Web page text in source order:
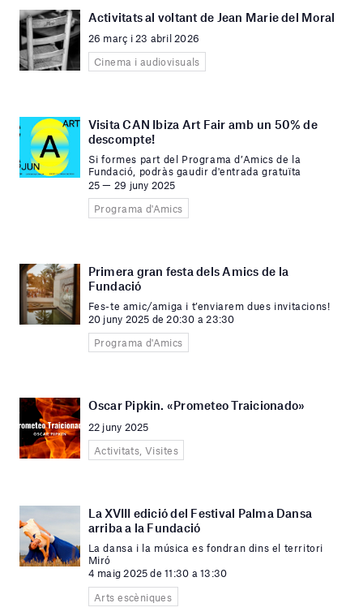
Activitats al voltant de Jean Marie del Moral
26 març i 23 abril 2026
Cinema i audiovisuals
Visita CAN Ibiza Art Fair amb un 50% de
descompte!
Si formes part del Programa d’Amics de la
Fundació, podràs gaudir d'entrada gratuïta
25 — 29 juny 2025
Programa d'Amics
Primera gran festa dels Amics de la
Fundació
Fes-te amic/amiga i t’enviarem dues invitacions!
20 juny 2025 de 20:30 a 23:30
Programa d'Amics
Oscar Pipkin. «Prometeo Traicionado»
22 juny 2025
Activitats, Visites
La XVIII edició del Festival Palma Dansa
arriba a la Fundació
La dansa i la música es fondran dins el territori
Miró
4 maig 2025 de 11:30 a 13:30
Arts escèniques